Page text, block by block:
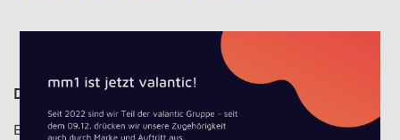
Daten sind schön, machen aber viel Arbeit!
Ein effizientes Datenmanagement ist im 21. Jahrhundert